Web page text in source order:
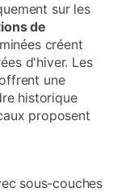
sur les
de
créent
d'hiver. Les
une
historique
proposent
sous-couches